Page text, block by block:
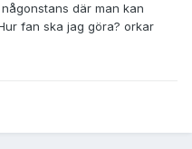
där man kan
fan ska jag göra? orkar